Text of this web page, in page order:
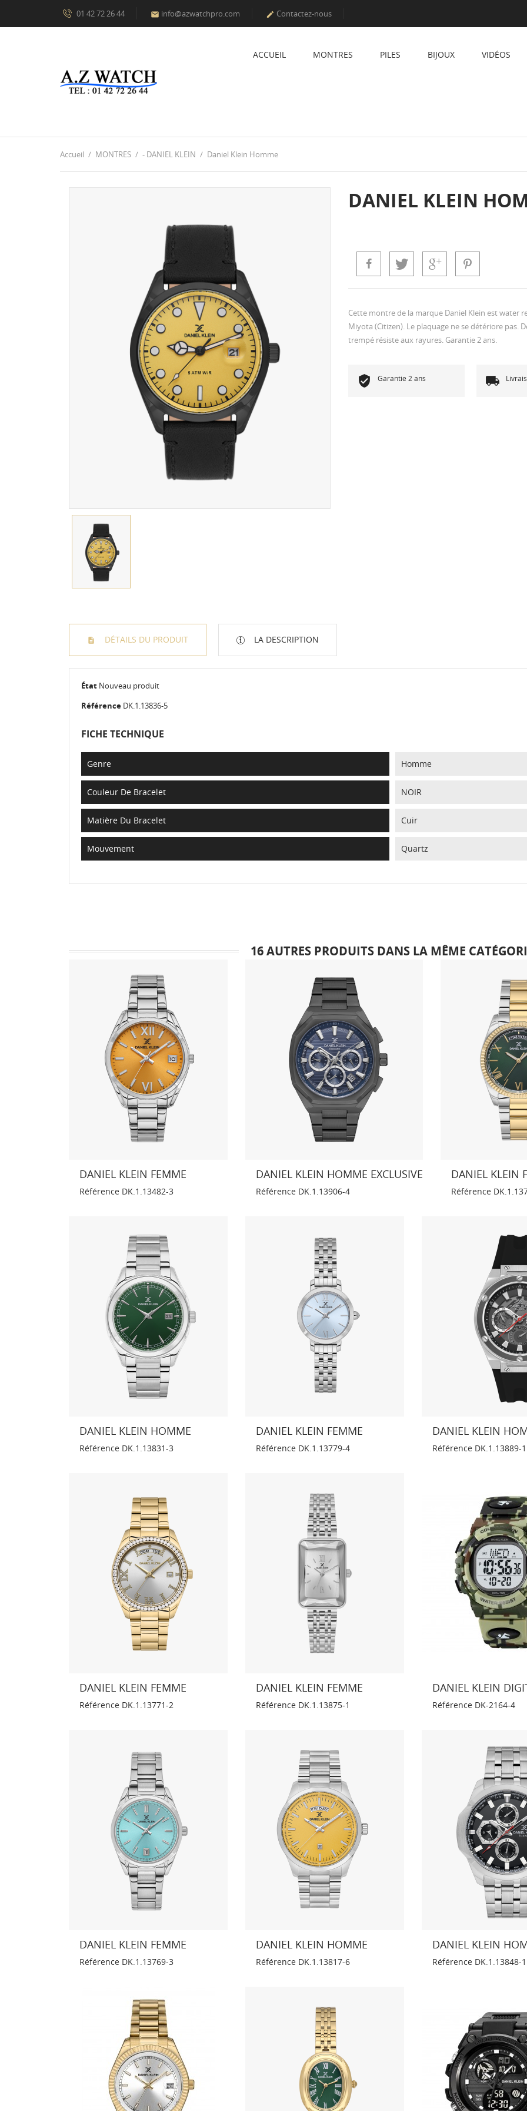
01 42 72 26 44  info@azwatchpro.com  Contactez-nous
ACCUEIL MONTRES PILES BIJOUX VIDÉOS
Accueil MONTRES - DANIEL KLEIN Daniel Klein Homme
DANIEL KLEIN
Cette montre de la marque Daniel Klein est
Miyota (Citizen). Le plaquage ne se détériore pas.
trempé résiste aux rayures. Garantie 2 ans.
Garantie 2 ans
DÉTAILS DU PRODUIT LA DESCRIPTION
État Nouveau produit
Référence DK.1.13836-5
FICHE TECHNIQUE
Genre Homme
Couleur De Bracelet NOIR
Matière Du Bracelet Cuir
Mouvement Quartz
16 AUTRES PRODUITS DANS LA MÊME
DANIEL KLEIN FEMME
Référence DK.1.13482-3
DANIEL KLEIN HOMME EXCLUSIVE
Référence DK.1.13906-4
DANIEL KLEIN
Référence
DANIEL KLEIN HOMME
Référence DK.1.13831-3
DANIEL KLEIN FEMME
Référence DK.1.13779-4
DANIEL KLEIN
Référence DK.1.13889-1
DANIEL KLEIN FEMME
Référence DK.1.13771-2
DANIEL KLEIN FEMME
Référence DK.1.13875-1
DANIEL KLEIN
Référence DK-2164-4
DANIEL KLEIN FEMME
Référence DK.1.13769-3
DANIEL KLEIN HOMME
Référence DK.1.13817-6
DANIEL KLEIN
Référence DK.1.13848-1